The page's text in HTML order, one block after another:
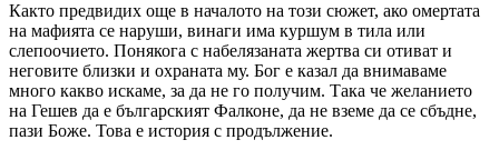
Както предвидих още в началото на този сюжет, ако омертата
на мафията се наруши, винаги има куршум в тила или
слепоочието. Понякога с набелязаната жертва си отиват и
неговите близки и охраната му. Бог е казал да внимаваме
много какво искаме, за да не го получим. Така че желанието
на Гешев да е българският Фалконе, да не вземе да се сбъдне,
пази Боже. Това е история с продължение.